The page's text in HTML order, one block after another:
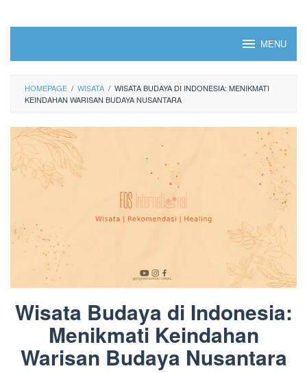
MENU
HOMEPAGE / WISATA / WISATA BUDAYA DI INDONESIA: MENIKMATI
KEINDAHAN WARISAN BUDAYA NUSANTARA
Wisata Budaya di Indonesia:
Menikmati Keindahan
Warisan Budaya Nusantara